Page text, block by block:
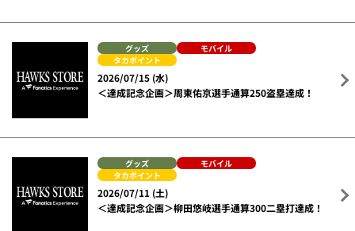
グッズ
モバイル
タカポイント
2026/07/15 (水)
＜達成記念企画＞周東佑京選手通算250盗塁達成！
グッズ
モバイル
タカポイント
2026/07/11 (土)
＜達成記念企画＞柳田悠岐選手通算300二塁打達成！